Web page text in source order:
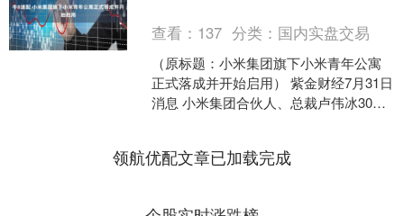
查看： 137 分类： 国内实盘交易
（原标题：小米集团旗下小米青年公寓
正式落成并开始启用） 紫金财经7月31日
消息 小米集团合伙人、总裁卢伟冰30日
领航优配文章已加载完成